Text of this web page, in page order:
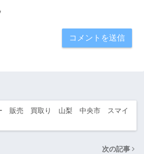
販売 買取り 山梨 中央市 スマイ
次の記事